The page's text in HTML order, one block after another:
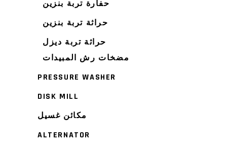
حفارة تربة بنزين
حراثة تربة بنزين
حراثة تربة ديزل
مضخات رش المبيدات
PRESSURE WASHER
DISK MILL
مكائن غسيل
ALTERNATOR